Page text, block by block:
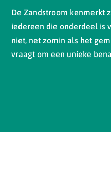
De Zandstroom kenmerkt
iedereen die onderdeel is
niet, net zomin als het
vraagt om een unieke